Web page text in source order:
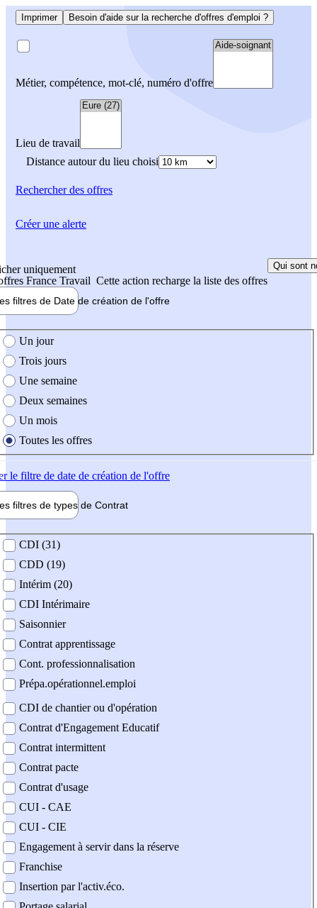
Imprimer Besoin d'aide sur la recherche d'offres d'emploi ?
Métier, compétence, mot-clé, numéro d'offre
Lieu de travail
Distance autour du lieu choisi
Rechercherdes offres
uniquement
France Travail Cette action recharge la liste des offres
Qui sont
filtres de Date de création de l'offre
création de l'offre
Un jour
Trois jours
Une semaine
Deux semaines
Un mois
Toutes les offres
le filtre de date de création de l'offre
filtres de types de Contrat
contrat
CDI (31)
CDD (19)
Intérim (20)
CDI Intérimaire
Saisonnier
Contrat apprentissage
Cont. professionnalisation
Prépa.opérationnel.emploi
CDI de chantier ou d'opération
Contrat d'Engagement Educatif
Contrat intermittent
Contrat pacte
Contrat d'usage
CUI - CAE
CUI - CIE
Engagement à servir dans la réserve
Franchise
Insertion par l'activ.éco.
Créer une alerte